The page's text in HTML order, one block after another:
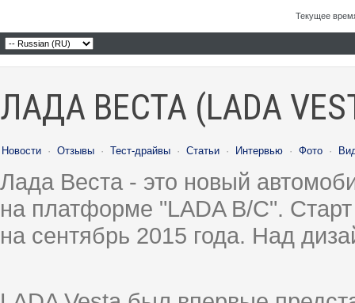
Текущее
ЛАДА ВЕСТА (LADA
Новости · Отзывы · Тест-драйвы · Статьи · Интервью · Фото ·
Лада Веста - это новый
на платформе "LADA B/C".
на сентябрь 2015 года. Над